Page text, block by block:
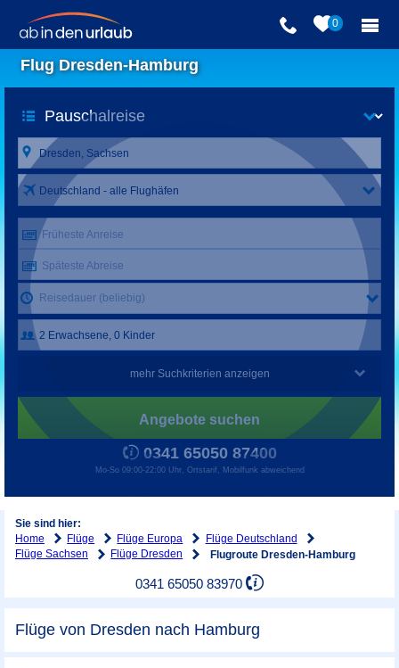
0
Flug Dresden-Hamburg
Deutschland - alle Flughäfen
Früheste Anreise
Späteste Abreise
Reisedauer (beliebig)
mehr Suchkriterien anzeigen
Angebote suchen
0341 65050 87400
Mo-So 09:00-22:00 Uhr, Ortstarif, Mobilfunk abweichend
Sie sind hier:
Home
Flüge Flüge Europa
Flüge Deutschland
Flüge Sachsen
Flüge Dresden Flugroute Dresden-Hamburg
0341 65050 83970
Flüge von Dresden nach Hamburg